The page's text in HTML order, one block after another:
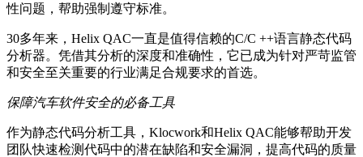
性问题，帮助强制遵守标准。
30多年来，Helix QAC一直是值得信赖的C/C ++语言静态代码
分析器。凭借其分析的深度和准确性，它已成为针对严苛监管
和安全至关重要的行业满足合规要求的首选。
保障汽车软件安全的必备工具
作为静态代码分析工具，Klocwork和Helix QAC能够帮助开发
团队快速检测代码中的潜在缺陷和安全漏洞，提高代码的质量